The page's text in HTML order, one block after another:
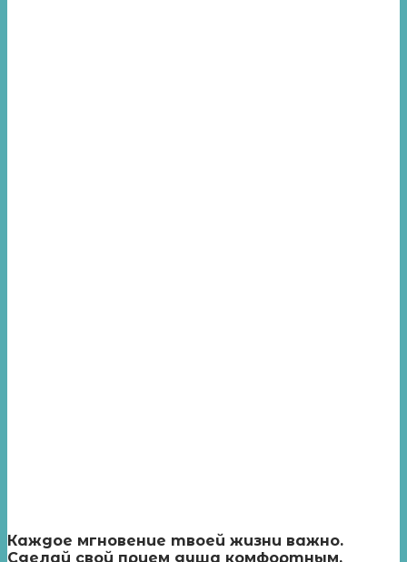
Каждое мгновение твоей жизни важно.
Сделай свой прием душа комфортным.